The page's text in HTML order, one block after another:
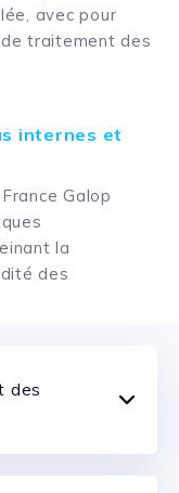
avec pour
traitement des
internes et
Galop
la
des
des